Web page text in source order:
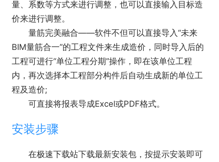
量、系数等方式来进行调整，也可以直接输入目标造
价来进行调整。
量筋完美融合——软件不但可以直接导入“未来
BIM量筋合一”的工程文件来生成造价，同时导入后的
工程可进行“单位工程分期”操作，即在该单位工程
内，再次选择本工程部分构件后自动生成新的单位工
程及造价;
可直接将报表导成Excel或PDF格式。
安装步骤
在极速下载站下载最新安装包，按提示安装即可